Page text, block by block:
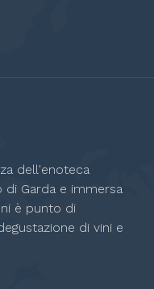
dell'enoteca
di Garda e immersa
è punto di
di vini e